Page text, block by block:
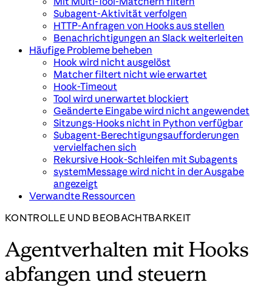
Subagent-Aktivität verfolgen
HTTP-Anfragen von Hooks aus stellen
Benachrichtigungen an Slack weiterleiten
Häufige Probleme beheben
Hook wird nicht ausgelöst
Matcher filtert nicht wie erwartet
Hook-Timeout
Tool wird unerwartet blockiert
Geänderte Eingabe wird nicht angewendet
Sitzungs-Hooks nicht in Python verfügbar
Subagent-Berechtigungsaufforderungen
vervielfachen sich
Rekursive Hook-Schleifen mit Subagents
systemMessage wird nicht in der Ausgabe
angezeigt
Verwandte Ressourcen
KONTROLLE UND BEOBACHTBARKEIT
Agentverhalten mit Hooks
abfangen und steuern